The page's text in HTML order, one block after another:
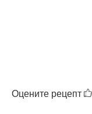
Оцените рецепт